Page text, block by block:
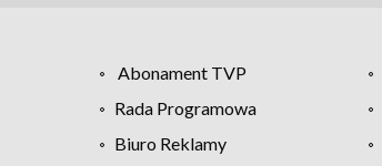
Abonament TVP
Rada Programowa
Biuro Reklamy